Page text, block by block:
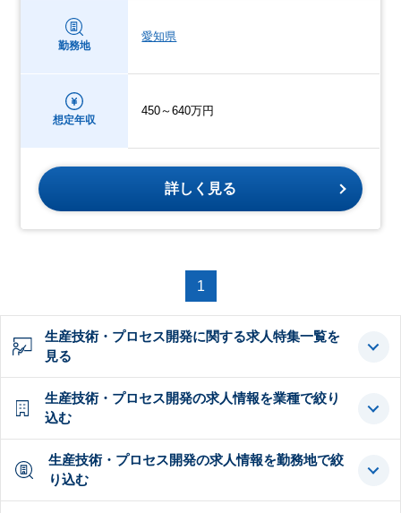
勤務地
愛知県
想定年収
450～640万円
詳しく見る
1
生産技術・プロセス開発に関する求人特集一覧を
見る
生産技術・プロセス開発の求人情報を業種で絞り
込む
生産技術・プロセス開発の求人情報を勤務地で絞
り込む